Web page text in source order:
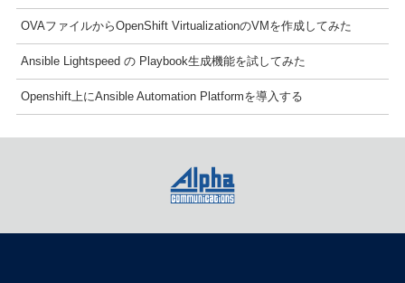
OVAファイルからOpenShift VirtualizationのVMを作成してみた
Ansible Lightspeed の Playbook生成機能を試してみた
Openshift上にAnsible Automation Platformを導入する